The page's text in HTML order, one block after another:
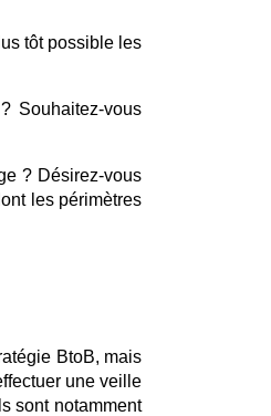
tôt possible les
Souhaitez-vous
? Désirez-vous
les périmètres
BtoB, mais
une veille
sont notamment